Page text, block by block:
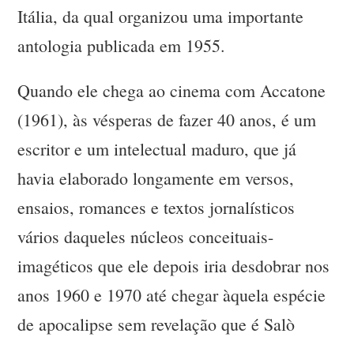
Itália, da qual organizou uma importante
antologia publicada em 1955.
Quando ele chega ao cinema com Accatone
(1961), às vésperas de fazer 40 anos, é um
escritor e um intelectual maduro, que já
havia elaborado longamente em versos,
ensaios, romances e textos jornalísticos
vários daqueles núcleos conceituais-
imagéticos que ele depois iria desdobrar nos
anos 1960 e 1970 até chegar àquela espécie
de apocalipse sem revelação que é Salò